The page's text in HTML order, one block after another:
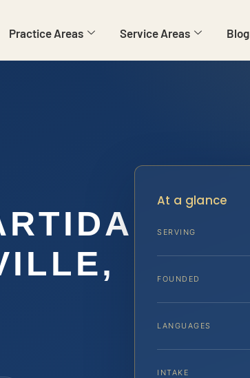
Practice Areas Service Areas Blog
At a glance
SERVING
FOUNDED
LANGUAGES
INTAKE